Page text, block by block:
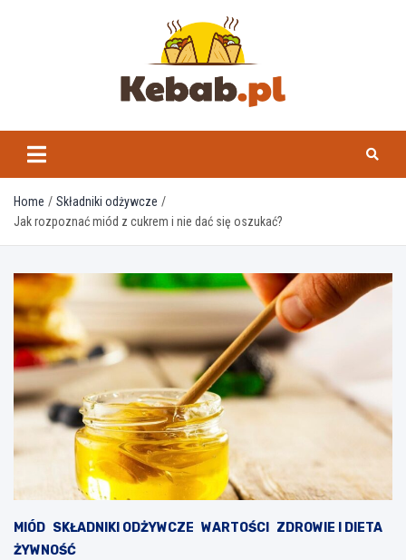
kebab.pl
Home
Składniki odżywcze
Jak rozpoznać miód z cukrem i nie dać się oszukać?
MIÓD SKŁADNIKI ODŻYWCZE WARTOŚCI
ZDROWIE I DIETA
ŻYWNOŚĆ